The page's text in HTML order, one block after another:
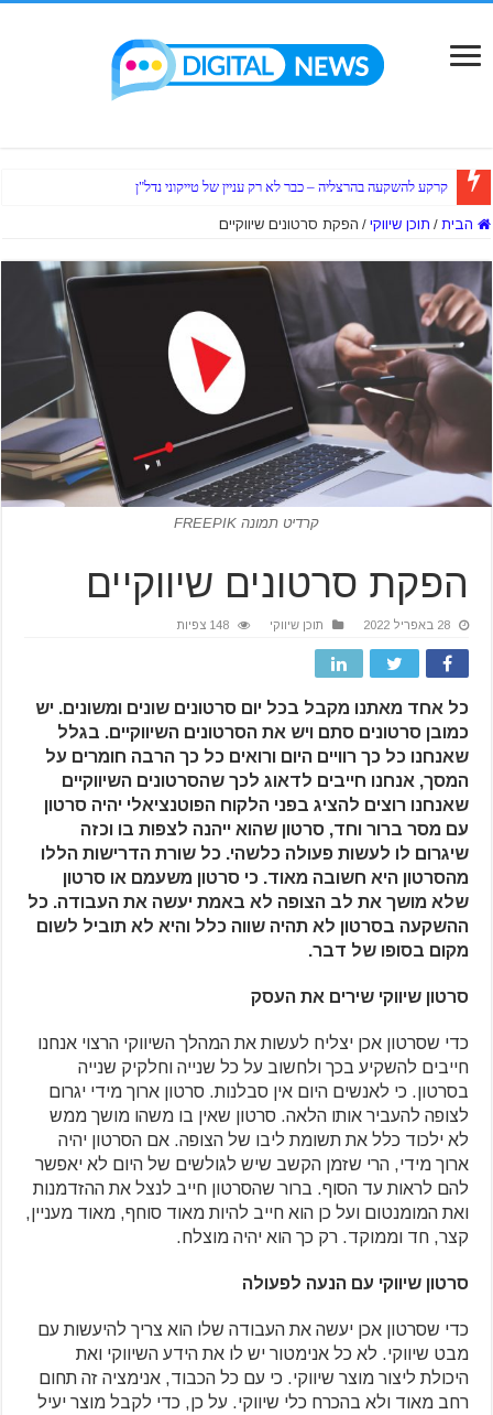
קרקע להשקעה בהרצליה – כבר לא רק עניין של טייקוני נדל"ן
הבית / תוכן שיווקי / הפקת סרטונים שיווקיים
קרדיט תמונה FREEPIK
הפקת סרטונים שיווקיים
28 באפריל 2022 תוכן שיווקי 148 צפיות
כל אחד מאתנו מקבל בכל יום סרטונים שונים ומשונים. יש
כמובן סרטונים סתם ויש את הסרטונים השיווקיים. בגלל
שאנחנו כל כך רוויים היום ורואים כל כך הרבה חומרים על
המסך, אנחנו חייבים לדאוג לכך שהסרטונים השיווקיים
שאנחנו רוצים להציג בפני הלקוח הפוטנציאלי יהיה סרטון
עם מסר ברור וחד, סרטון שהוא ייהנה לצפות בו וכזה
שיגרום לו לעשות פעולה כלשהי. כל שורת הדרישות הללו
מהסרטון היא חשובה מאוד. כי סרטון משעמם או סרטון
שלא מושך את לב הצופה לא באמת יעשה את העבודה. כל
ההשקעה בסרטון לא תהיה שווה כלל והיא לא תוביל לשום
מקום בסופו של דבר.
סרטון שיווקי שירים את העסק
כדי שסרטון אכן יצליח לעשות את המהלך השיווקי הרצוי אנחנו
חייבים להשקיע בכך ולחשוב על כל שנייה וחלקיק שנייה
בסרטון. כי לאנשים היום אין סבלנות. סרטון ארוך מידי יגרום
לצופה להעביר אותו הלאה. סרטון שאין בו משהו מושך ממש
לא ילכוד כלל את תשומת ליבו של הצופה. אם הסרטון יהיה
ארוך מידי, הרי שזמן הקשב שיש לגולשים של היום לא יאפשר
להם לראות עד הסוף. ברור שהסרטון חייב לנצל את ההזדמנות
ואת המומנטום ועל כן הוא חייב להיות מאוד סוחף, מאוד מעניין,
קצר, חד וממוקד. רק כך הוא יהיה מוצלח.
סרטון שיווקי עם הנעה לפעולה
כדי שסרטון אכן יעשה את העבודה שלו הוא צריך להיעשות עם
מבט שיווקי. לא כל אנימטור יש לו את הידע השיווקי ואת
היכולת ליצור מוצר שיווקי. כי עם כל הכבוד, אנימציה זה תחום
רחב מאוד ולא בהכרח כלי שיווקי. על כן, כדי לקבל מוצר יעיל